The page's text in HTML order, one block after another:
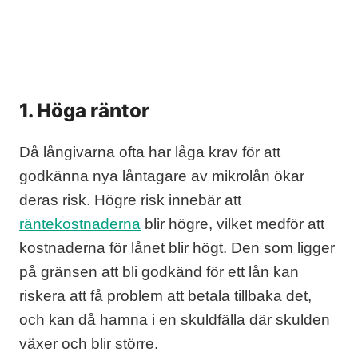
1. Höga räntor
Då långivarna ofta har låga krav för att
godkänna nya låntagare av mikrolån ökar
deras risk. Högre risk innebär att
räntekostnaderna blir högre, vilket medför att
kostnaderna för lånet blir högt. Den som ligger
på gränsen att bli godkänd för ett lån kan
riskera att få problem att betala tillbaka det,
och kan då hamna i en skuldfälla där skulden
växer och blir större.